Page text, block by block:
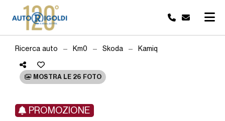
Ricerca auto Km0 Skoda Kamiq
MOSTRA LE 26 FOTO
PROMOZIONE